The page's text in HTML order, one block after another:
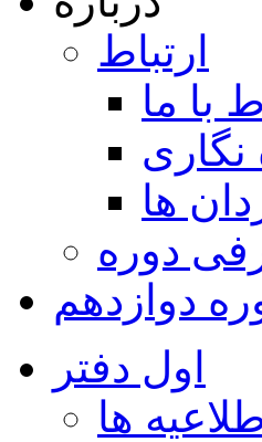
ارتباط
با ما
ها
دوره
دوازدهم
اول دفتر
ها